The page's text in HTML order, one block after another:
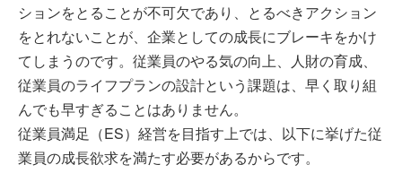
ションをとることが不可欠であり、とるべきアクション
をとれないことが、企業としての成長にブレーキをかけ
てしまうのです。従業員のやる気の向上、人財の育成、
従業員のライフプランの設計という課題は、早く取り組
んでも早すぎることはありません。
従業員満足（ES）経営を目指す上では、以下に挙げた従
業員の成長欲求を満たす必要があるからです。